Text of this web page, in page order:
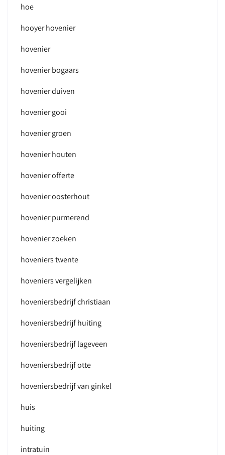
hoe
hooyer hovenier
hovenier
hovenier bogaars
hovenier duiven
hovenier gooi
hovenier groen
hovenier houten
hovenier offerte
hovenier oosterhout
hovenier purmerend
hovenier zoeken
hoveniers twente
hoveniers vergelijken
hoveniersbedrijf christiaan
hoveniersbedrijf huiting
hoveniersbedrijf lageveen
hoveniersbedrijf otte
hoveniersbedrijf van ginkel
huis
huiting
intratuin